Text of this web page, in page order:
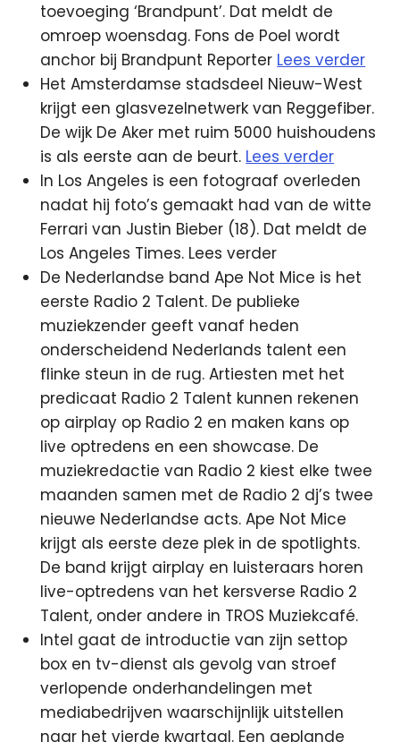
toevoeging ‘Brandpunt’. Dat meldt de
omroep woensdag. Fons de Poel wordt
anchor bij Brandpunt Reporter Lees verder
Het Amsterdamse stadsdeel Nieuw-West
krijgt een glasvezelnetwerk van Reggefiber.
De wijk De Aker met ruim 5000 huishoudens
is als eerste aan de beurt. Lees verder
In Los Angeles is een fotograaf overleden
nadat hij foto’s gemaakt had van de witte
Ferrari van Justin Bieber (18). Dat meldt de
Los Angeles Times. Lees verder
De Nederlandse band Ape Not Mice is het
eerste Radio 2 Talent. De publieke
muziekzender geeft vanaf heden
onderscheidend Nederlands talent een
flinke steun in de rug. Artiesten met het
predicaat Radio 2 Talent kunnen rekenen
op airplay op Radio 2 en maken kans op
live optredens en een showcase. De
muziekredactie van Radio 2 kiest elke twee
maanden samen met de Radio 2 dj’s twee
nieuwe Nederlandse acts. Ape Not Mice
krijgt als eerste deze plek in de spotlights.
De band krijgt airplay en luisteraars horen
live-optredens van het kersverse Radio 2
Talent, onder andere in TROS Muziekcafé.
Intel gaat de introductie van zijn settop
box en tv-dienst als gevolg van stroef
verlopende onderhandelingen met
mediabedrijven waarschijnlijk uitstellen
naar het vierde kwartaal. Een geplande